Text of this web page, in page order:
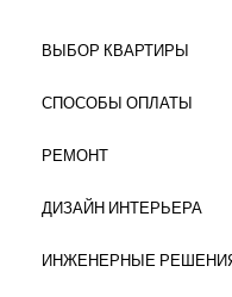
ВЫБОР КВАРТИРЫ
СПОСОБЫ ОПЛАТЫ
РЕМОНТ
ДИЗАЙН ИНТЕРЬЕРА
ИНЖЕНЕРНЫЕ